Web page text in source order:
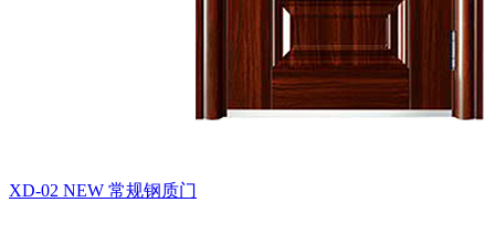
XD-02 NEW 常规钢质门